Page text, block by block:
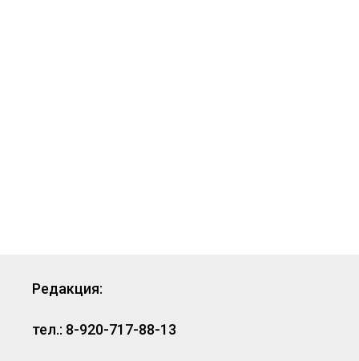
Редакция:
тел.: 8-920-717-88-13